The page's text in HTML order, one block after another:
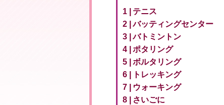
テニス
バッティングセンター
バトミントン
ポタリング
ボルタリング
トレッキング
ウォーキング
さいごに